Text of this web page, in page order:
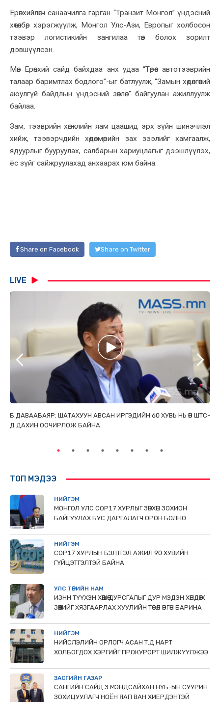
Ерөнхийлөгч санаачилга гарган “Транзит Монгол” үндэсний
хөтөлбөр хэрэгжүүлж, Монгол Улс-Ази, Европыг холбосон
тээвэр логистикийн зангилаа төв болох зорилт
дэвшүүлсэн.
Мөн Ерөнхий сайд байхдаа анх удаа “Төрөөс автотээврийн
талаар баримтлах бодлого”-ыг батлуулж, “Замын хөдөлгөөний
аюулгүй байдлын үндэсний зөвлөл” байгуулан ажиллуулж
байлаа.
Зам, тээврийн хөгжлийн яам цаашид эрх зүйн шинэчлэл
хийж, тээвэрчдийн хөдөлмөрийн зах зээлийг хамгаалж,
ядуурлыг бууруулах, салбарын хариуцлагыг дээшлүүлэх,
ёс зүйг сайжруулахад анхаарах юм байна.
Share on Facebook Share on Twitter
LIVE
Б.ДАВААБАЯР: ШАТАХУУН АВСАН ИРГЭДИЙН 60 ХУВЬ НЬ ӨӨР ШТС-
Д ДАХИН ООЧИРЛОЖ БАЙНА
ТОП МЭДЭЭ
НИЙГЭМ
МОНГОЛ УЛС СОР17 ХУРЛЫГ ЗӨВХӨН ЗОХИОН
БАЙГУУЛАХ БУС ДАРГАЛАГЧ ОРОН БОЛНО
НИЙГЭМ
COP17 ХУРЛЫН БЭЛТГЭЛ АЖИЛ 90 ХУВИЙН
ГҮЙЦЭТГЭЛТЭЙ БАЙНА
УЛС ТӨРИЙН НАМ
ИЗНН ТҮҮХЭН ХӨШӨӨ ДУРСГАЛЫГ ДУР МЭДЭН ХӨНДӨЖ
ЗӨӨХИЙГ ХЯЗГААРЛАХ ХУУЛИЙН ТӨСӨЛ ӨРГӨН БАРИНА
НИЙГЭМ
НИЙСЛЭЛИЙН ОРЛОГЧ АСАН Т.Д НАРТ
ХОЛБОГДОХ ХЭРГИЙГ ПРОКУРОРТ ШИЛЖҮҮЛЖЭЭ
ЗАСГИЙН ГАЗАР
САНГИЙН САЙД З.МЭНДСАЙХАН НҮБ-ЫН СУУРИН
ЗОХИЦУУЛАГЧ НОЁН ЯАП ВАН ХИЕРДЭНТЭЙ